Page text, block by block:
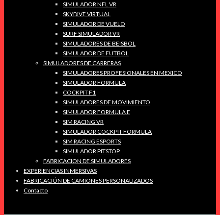
SIMULADOR NFL VR
SKYDIVE VIRTUAL
SIMULADOR DE VUELO
SURF SIMULADOR VR
SIMULADORES DE BEISBOL
SIMULADOR DE FUTBOL
SIMULADORES DE CARRERAS
SIMULADORES PROFESIONALES EN MEXICO
SIMULADOR FORMULA
COCKPIT F1
SIMULADORES DE MOVIMIENTO
SIMULADOR FORMULA E
SIM RACING VR
SIMULADOR COCKPIT FORMULA
SIM RACING ESPORTS
SIMULADOR PITSTOP
FABRICACION DE SIMULADORES
EXPERIENCIAS INMERSIVAS
FABRICACIÓN DE CAMIONES PERSONALIZADOS
Contacto